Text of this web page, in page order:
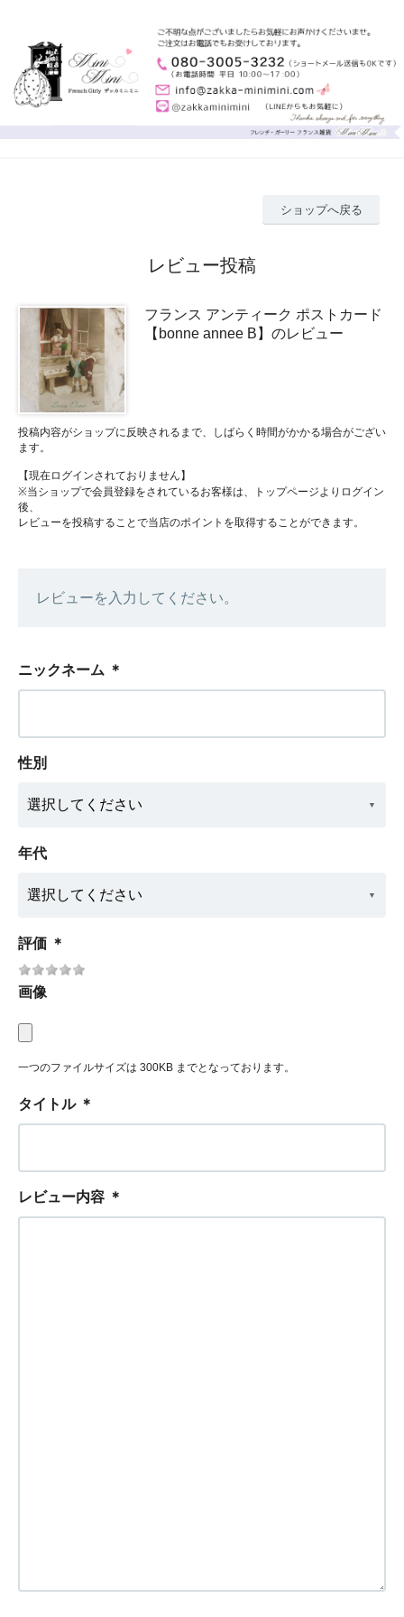
ショップへ戻る
レビュー投稿
フランス アンティーク ポストカード
【bonne annee B】のレビュー
投稿内容がショップに反映されるまで、しばらく時間がかかる場合がござい
ます。
【現在ログインされておりません】
※当ショップで会員登録をされているお客様は、トップページよりログイン
後、
レビューを投稿することで当店のポイントを取得することができます。
レビューを入力してください。
ニックネーム ＊
性別
年代
評価 ＊
画像
一つのファイルサイズは 300KB までとなっております。
タイトル ＊
レビュー内容 ＊